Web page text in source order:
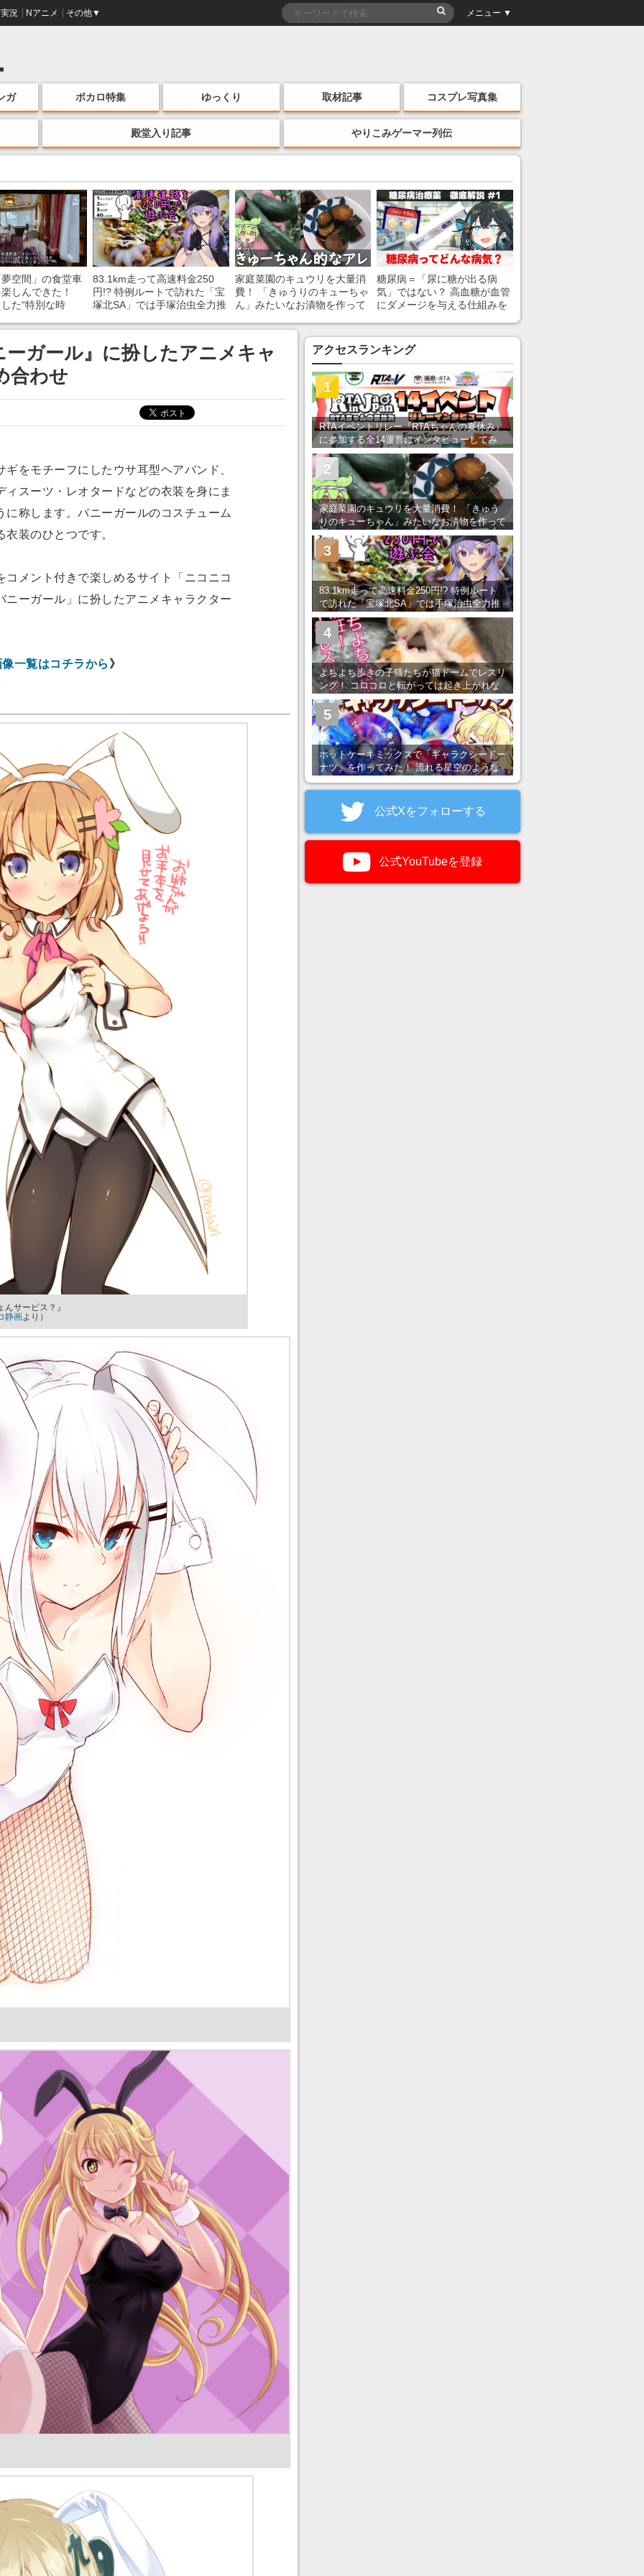
実況 Nアニメ その他▼ メニュー ▼
ガ ボカロ特集 ゆっくり 取材記事 コスプレ写真集
殿堂入り記事 やりこみゲーマー列伝
空間」の食堂車
しんできた！
た“特別な時
みたい」の声
83.1km走って高速料金250
円!? 特例ルートで訪れた「宝
塚北SA」では手塚治虫全力推
家庭菜園のキュウリを大量消
費！ 「きゅうりのキューちゃ
ん」みたいなお漬物を作って
糖尿病＝「尿に糖が出る病
気」ではない？ 高血糖が血管
にダメージを与える仕組みを
ガール』に扮したアニメキャ
合わせ
をモチーフにしたウサ耳型ヘアバンド、
スーツ・レオタードなどの衣装を身にま
に称します。バニーガールのコスチューム
装のひとつです。
メント付きで楽しめるサイト「ニコニコ
ニーガール」に扮したアニメキャラクター
一覧はコチラから 》
サービス？』
静画より）
アクセスランキング
RTAイベントリレー『RTAちゃんの夏休み』
に参加する全14運営にインタビューしてみ
た！ 「RTA in Japan」のチャンネルの貸し
出しを利用し8/9から1週間にわたって開催
1
家庭菜園のキュウリを大量消費！ 「きゅう
りのキューちゃん」みたいなお漬物を作って
みた
2
83.1km走って高速料金250円!? 特例ルート
で訪れた「宝塚北SA」では手塚治虫全力推
し＆関西グルメが楽しめる！
3
よちよち歩きの子猫たちが猫ドームでレスリ
ング！ コロコロと転がっては起き上がれな
い姿が可愛すぎる
4
ホットケーキミックスで「ギャラクシードー
ナツ」を作ってみた！ 流れる星空のような
5
公式Xをフォローする
公式YouTubeを登録